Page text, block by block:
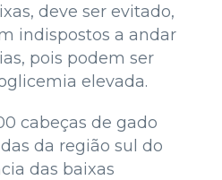
deve ser evitado,
indispostos a andar
pois podem ser
elevada.
cabeças de gado
da região sul do
das baixas